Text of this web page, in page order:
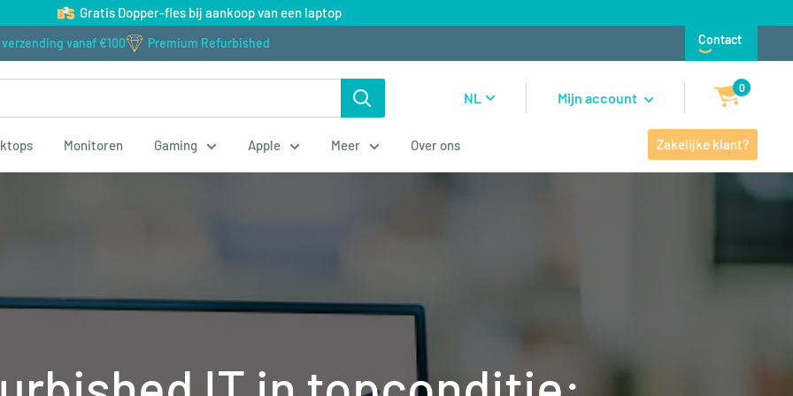
Gratis Dopper-fles bij aankoop van een laptop
vanaf €100 Premium Refurbished Contact
NL Mijn account
0
Monitoren Gaming Apple Meer Over ons Zakelijke klant?